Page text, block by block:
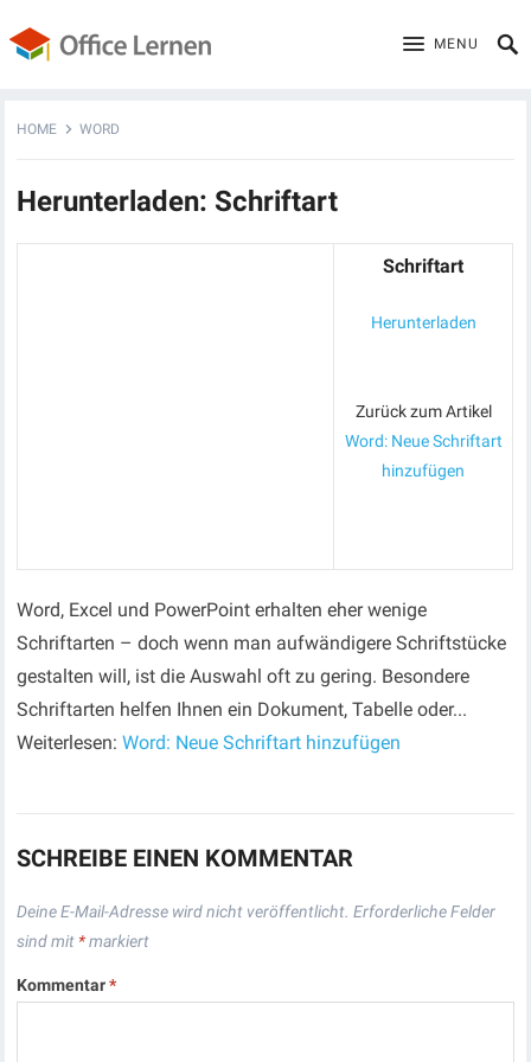
MENU
HOME WORD
Herunterladen: Schriftart
Schriftart
Herunterladen
Zurück zum Artikel
Word: Neue Schriftart
hinzufügen
Word, Excel und PowerPoint erhalten eher wenige
Schriftarten – doch wenn man aufwändigere Schriftstücke
gestalten will, ist die Auswahl oft zu gering. Besondere
Schriftarten helfen Ihnen ein Dokument, Tabelle oder...
Weiterlesen:Word: Neue Schriftart hinzufügen
SCHREIBE EINEN KOMMENTAR
Deine E-Mail-Adresse wird nicht veröffentlicht. Erforderliche Felder
sind mit *markiert
Kommentar*